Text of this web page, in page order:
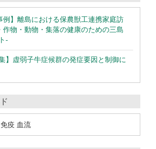
例】離島における保農獣工連携家庭訪
作物・動物・集落の健康のための三島
-
】虚弱子牛症候群の発症要因と制御に
疫 血流